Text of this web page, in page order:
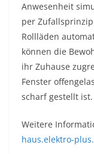
Anwesenheit
per
Rollläden
können die
ihr Zuhause
Fenster
scharf gestellt ist.
Weitere
haus.elektro-